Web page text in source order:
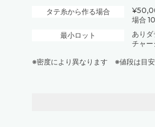
タテ糸から作る場合
場合
最小ロット
あり
チャー
※密度により異なります ※値段は目